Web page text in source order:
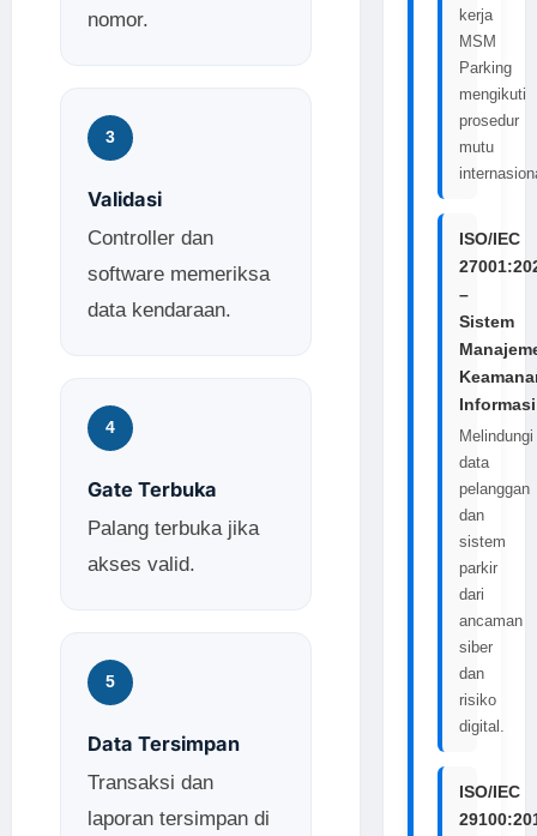
nomor.
3
Validasi
Controller dan
software memeriksa
data kendaraan.
4
Gate Terbuka
Palang terbuka jika
akses valid.
5
Data Tersimpan
Transaksi dan
laporan tersimpan di
kerja
MSM
Parking
mengikuti
prosedur
mutu
ISO/IEC
–
Sistem
Informasi
Melindungi
data
pelanggan
dan
sistem
parkir
dari
ancaman
siber
dan
risiko
digital.
ISO/IEC